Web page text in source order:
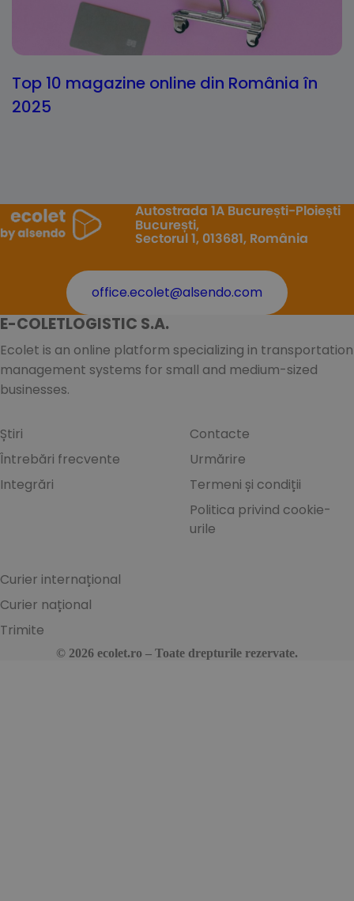
Top 10 magazine online din România în
2025
Autostrada 1A București-Ploiești
București,
Sectorul 1, 013681, România
office.ecolet@alsendo.com
E-COLETLOGISTIC S.A.
Ecolet is an online platform specializing in transportation
management systems for small and medium-sized
businesses.
Știri
Întrebări frecvente
Integrări
Contacte
Urmărire
Termeni și condiții
Politica privind cookie-
urile
Curier internațional
Curier național
Trimite
© 2026 ecolet.ro – Toate drepturile rezervate.